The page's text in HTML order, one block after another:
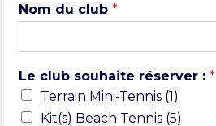
Nom du club*
Le club souhaite réserver :*
Terrain Mini-Tennis (1)
Kit(s) Beach Tennis (5)